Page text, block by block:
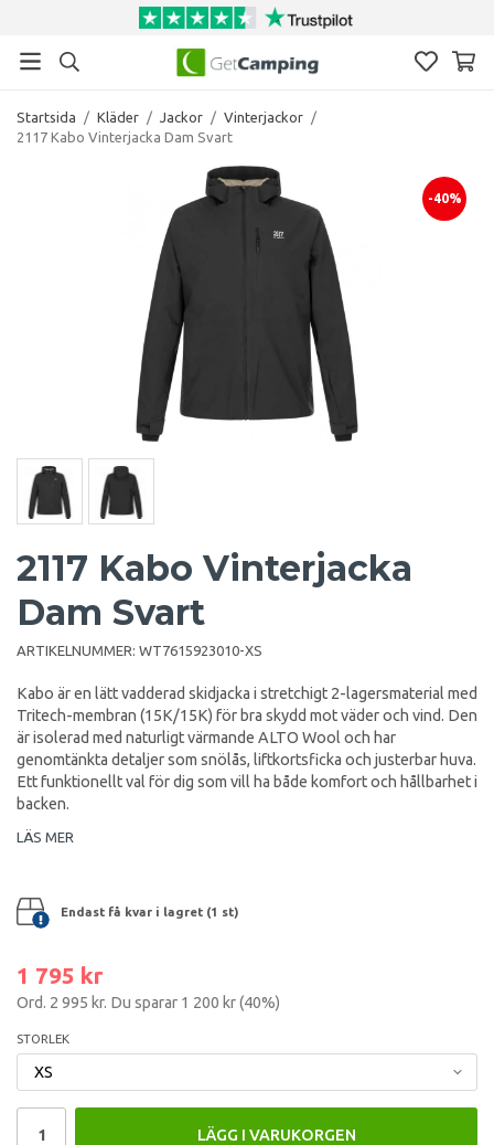
Startsida / Kläder / Jackor / Vinterjackor /
2117 Kabo Vinterjacka Dam Svart
-40%
2117 Kabo Vinterjacka
Dam Svart
ARTIKELNUMMER: WT7615923010-XS
Kabo är en lätt vadderad skidjacka i stretchigt 2-lagersmaterial med
Tritech-membran (15K/15K) för bra skydd mot väder och vind. Den
är isolerad med naturligt värmande ALTO Wool och har
genomtänkta detaljer som snölås, liftkortsficka och justerbar huva.
Ett funktionellt val för dig som vill ha både komfort och hållbarhet i
backen.
LÄS MER
Endast få kvar i lagret (1 st)
1 795 kr
Ord. 2 995 kr. Du sparar 1 200 kr(40%)
STORLEK
LÄGG I VARUKORGEN